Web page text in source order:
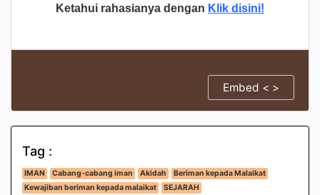
Ketahui rahasianya dengan Klik disini!
Embed < >
Tag :
IMAN Cabang-cabang iman Akidah
Beriman kepada Malaikat
Kewajiban beriman kepada malaikat
SEJARAH